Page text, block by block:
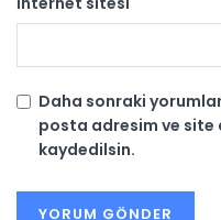
Daha sonraki
posta adresim ve site
kaydedilsin.